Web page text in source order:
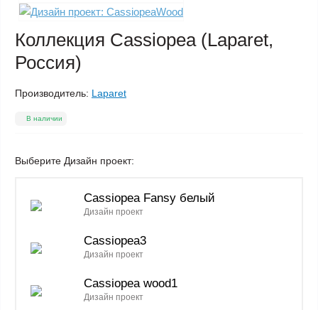
Коллекция Cassiopea (Laparet,
Россия)
Производитель: Laparet
В наличии
Выберите Дизайн проект:
Cassiopea Fansy белый
Дизайн проект
Cassiopea3
Дизайн проект
Cassiopea wood1
Дизайн проект